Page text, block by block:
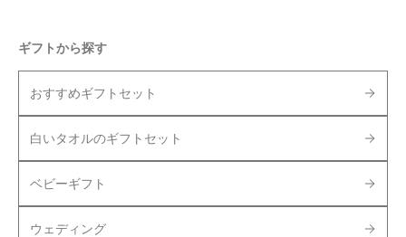
ギフトから探す
おすすめギフトセット
白いタオルのギフトセット
ベビーギフト
ウェディング